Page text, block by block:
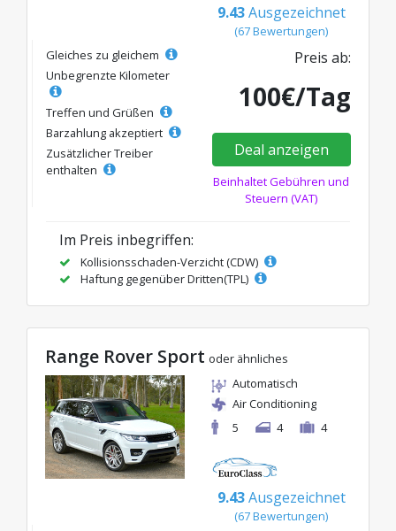
9.43 Ausgezeichnet
(67 Bewertungen)
Gleiches zu gleichem
Unbegrenzte Kilometer
Treffen und Grüßen
Barzahlung akzeptiert
Zusätzlicher Treiber
enthalten
Preis ab:
100€/Tag
Deal anzeigen
Beinhaltet Gebühren und
Steuern (VAT)
Im Preis inbegriffen:
Kollisionsschaden-Verzicht (CDW)
Haftung gegenüber Dritten(TPL)
Range Rover Sport oder ähnliches
Automatisch
Air Conditioning
5
4 4
9.43 Ausgezeichnet
(67 Bewertungen)